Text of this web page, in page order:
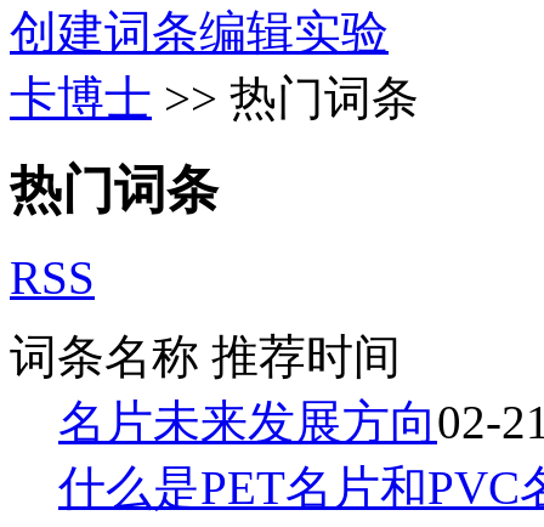
创建词条编辑实验
卡博士 >> 热门词条
热门词条
RSS
词条名称 推荐时间
名片未来发展方向02-
什么是PET名片和PVC